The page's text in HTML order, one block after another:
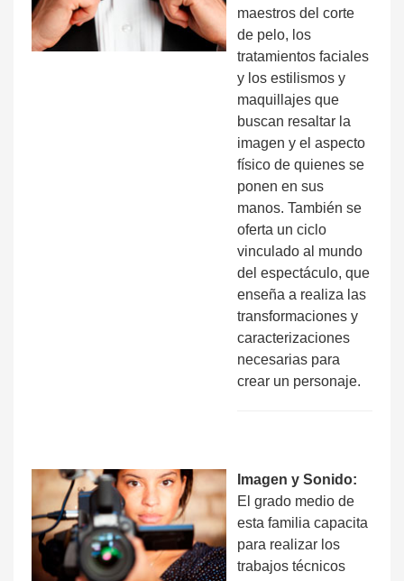
maestros del corte
de pelo, los
tratamientos faciales
y los estilismos y
maquillajes que
buscan resaltar la
imagen y el aspecto
físico de quienes se
ponen en sus
manos. También se
oferta un ciclo
vinculado al mundo
del espectáculo, que
enseña a realiza las
transformaciones y
caracterizaciones
necesarias para
crear un personaje.
Imagen y Sonido:
El grado medio de
esta familia capacita
para realizar los
trabajos técnicos